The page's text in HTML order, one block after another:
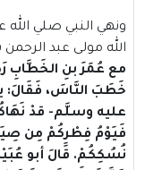
ونهي النبي صلي
الله مولى عبد الرحمن
مع عُمَرَ بنِ الخَطَّابِ
خَطَبَ النَّاسَ، فَقَالَ:
عليه وسلَّم- قدْ
فَيَوْمُ فِطْرِكُمْ مِن
نُسُكِكُمْ. قَالَ أبو